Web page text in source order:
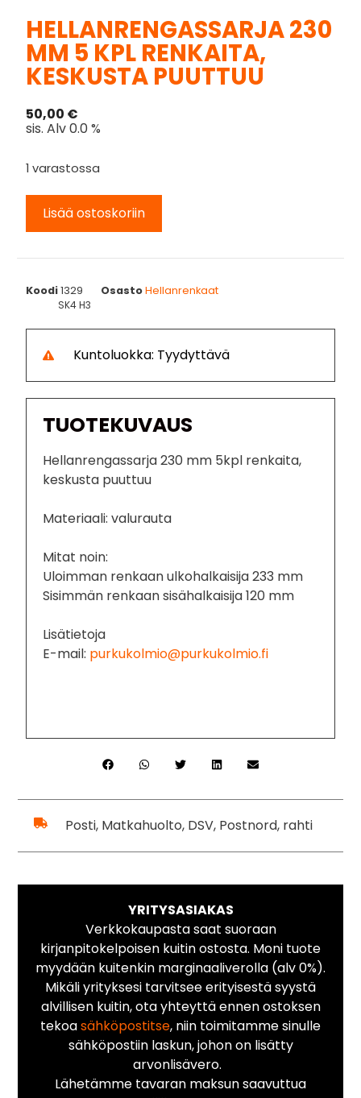
HELLANRENGASSARJA 230
MM 5 KPL RENKAITA,
KESKUSTA PUUTTUU
50,00 €
sis. Alv 0.0 %
1 varastossa
Lisää ostoskoriin
Koodi1329 OsastoHellanrenkaat
SK4 H3
Kuntoluokka: Tyydyttävä
TUOTEKUVAUS
Hellanrengassarja 230 mm 5kpl renkaita,
keskusta puuttuu
Materiaali: valurauta
Mitat noin:
Uloimman renkaan ulkohalkaisija 233 mm
Sisimmän renkaan sisähalkaisija 120 mm
Lisätietoja
E-mail: purkukolmio@purkukolmio.fi
Posti, Matkahuolto, DSV, Postnord, rahti
YRITYSASIAKAS
Verkkokaupasta saat suoraan
kirjanpitokelpoisen kuitin ostosta. Moni tuote
myydään kuitenkin marginaaliverolla (alv 0%).
Mikäli yrityksesi tarvitsee erityisestä syystä
alvillisen kuitin, ota yhteyttä ennen ostoksen
tekoasähköpostitse, niin toimitamme sinulle
sähköpostiin laskun, johon on lisätty
arvonlisävero.
Lähetämme tavaran maksun saavuttua